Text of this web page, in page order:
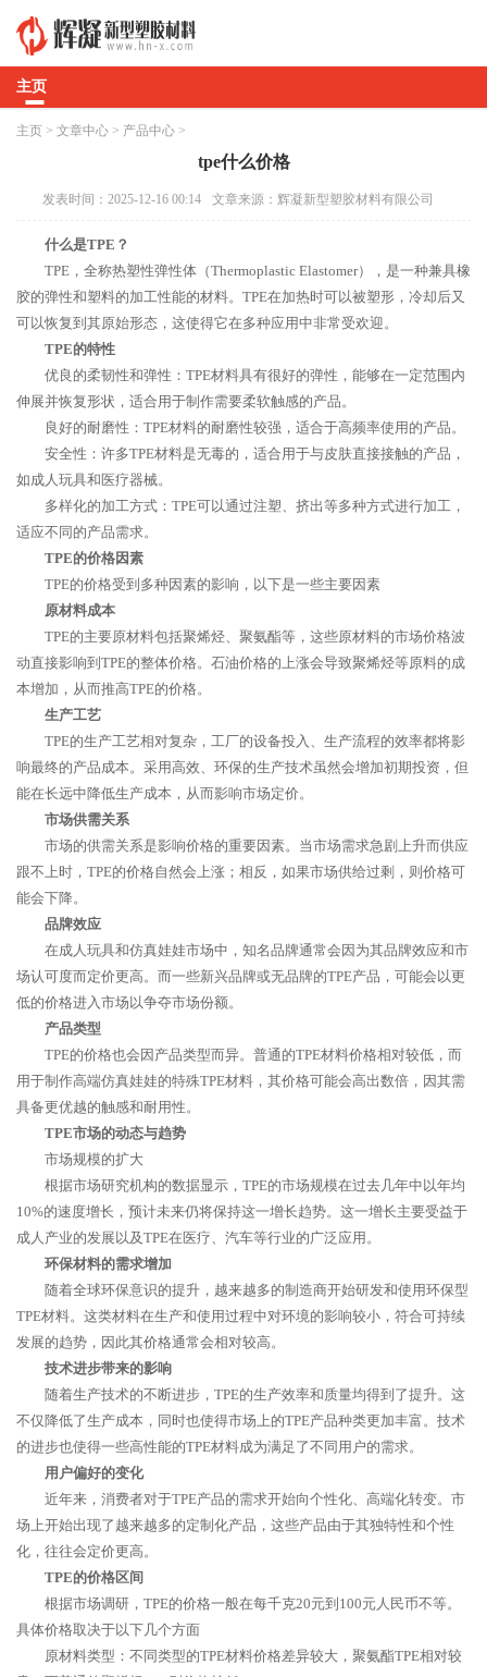
主页
主页 > 文章中心 > 产品中心 >
tpe什么价格
发表时间：2025-12-16 00:14 文章来源：辉凝新型塑胶材料有限公司
什么是TPE？
TPE，全称热塑性弹性体（Thermoplastic Elastomer），是一种兼具橡
胶的弹性和塑料的加工性能的材料。TPE在加热时可以被塑形，冷却后又
可以恢复到其原始形态，这使得它在多种应用中非常受欢迎。
TPE的特性
优良的柔韧性和弹性：TPE材料具有很好的弹性，能够在一定范围内
伸展并恢复形状，适合用于制作需要柔软触感的产品。
良好的耐磨性：TPE材料的耐磨性较强，适合于高频率使用的产品。
安全性：许多TPE材料是无毒的，适合用于与皮肤直接接触的产品，
如成人玩具和医疗器械。
多样化的加工方式：TPE可以通过注塑、挤出等多种方式进行加工，
适应不同的产品需求。
TPE的价格因素
TPE的价格受到多种因素的影响，以下是一些主要因素
原材料成本
TPE的主要原材料包括聚烯烃、聚氨酯等，这些原材料的市场价格波
动直接影响到TPE的整体价格。石油价格的上涨会导致聚烯烃等原料的成
本增加，从而推高TPE的价格。
生产工艺
TPE的生产工艺相对复杂，工厂的设备投入、生产流程的效率都将影
响最终的产品成本。采用高效、环保的生产技术虽然会增加初期投资，但
能在长远中降低生产成本，从而影响市场定价。
市场供需关系
市场的供需关系是影响价格的重要因素。当市场需求急剧上升而供应
跟不上时，TPE的价格自然会上涨；相反，如果市场供给过剩，则价格可
能会下降。
品牌效应
在成人玩具和仿真娃娃市场中，知名品牌通常会因为其品牌效应和市
场认可度而定价更高。而一些新兴品牌或无品牌的TPE产品，可能会以更
低的价格进入市场以争夺市场份额。
产品类型
TPE的价格也会因产品类型而异。普通的TPE材料价格相对较低，而
用于制作高端仿真娃娃的特殊TPE材料，其价格可能会高出数倍，因其需
具备更优越的触感和耐用性。
TPE市场的动态与趋势
市场规模的扩大
根据市场研究机构的数据显示，TPE的市场规模在过去几年中以年均
10%的速度增长，预计未来仍将保持这一增长趋势。这一增长主要受益于
成人产业的发展以及TPE在医疗、汽车等行业的广泛应用。
环保材料的需求增加
随着全球环保意识的提升，越来越多的制造商开始研发和使用环保型
TPE材料。这类材料在生产和使用过程中对环境的影响较小，符合可持续
发展的趋势，因此其价格通常会相对较高。
技术进步带来的影响
随着生产技术的不断进步，TPE的生产效率和质量均得到了提升。这
不仅降低了生产成本，同时也使得市场上的TPE产品种类更加丰富。技术
的进步也使得一些高性能的TPE材料成为满足了不同用户的需求。
用户偏好的变化
近年来，消费者对于TPE产品的需求开始向个性化、高端化转变。市
场上开始出现了越来越多的定制化产品，这些产品由于其独特性和个性
化，往往会定价更高。
TPE的价格区间
根据市场调研，TPE的价格一般在每千克20元到100元人民币不等。
具体价格取决于以下几个方面
原材料类型：不同类型的TPE材料价格差异较大，聚氨酯TPE相对较